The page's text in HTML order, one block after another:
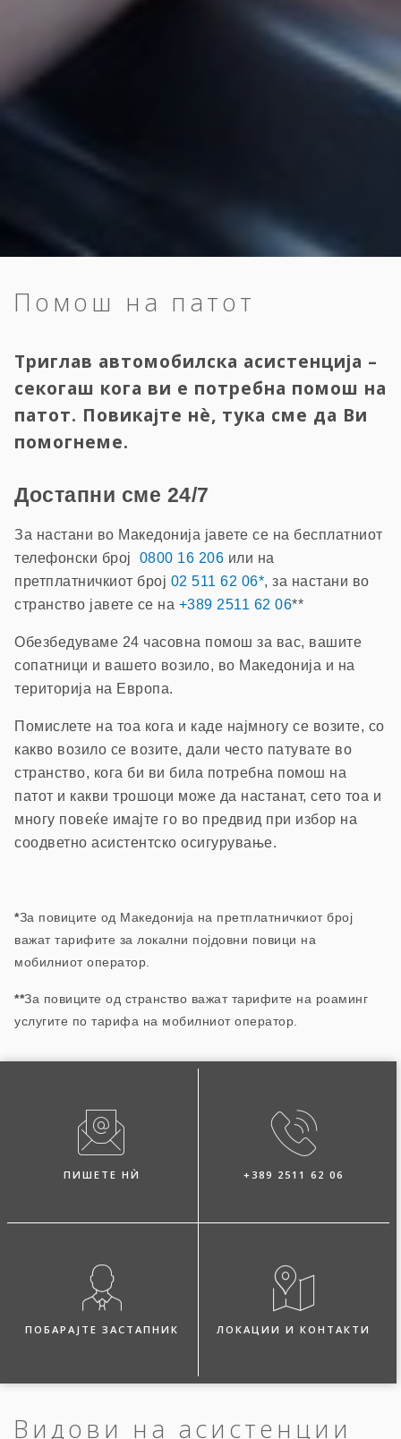
Помош на патот
Триглав автомобилска асистенција –
секогаш кога ви е потребна помош на
патот. Повикајте нè, тука сме да Ви
помогнеме.
Достапни сме 24/7
За настани во Македонија јавете се на бесплатниот
телефонски број 0800 16 206 или на
претплатничкиот број 02 511 62 06*, за настани во
странство јавете се на +389 2511 62 06**
Обезбедуваме 24 часовна помош за вас, вашите
сопатници и вашето возило, во Македонија и на
територија на Европа.
П омислете на тоа кога и каде најмногу се возите, со
какво возило се возите, дали често патувате во
странство, кога би ви била потребна помош на
патот и какви трошоци може да настанат, сето тоа и
многу повеќе имајте го во предвид при избор на
соодветно асистентско осигурување.
*За повиците од Македонија на претплатничкиот број
важат тарифите за локални појдовни повици на
мобилниот оператор.
**За повиците од странство важат тарифите на роаминг
услугите по тарифа на мобилниот оператор.
ПИШЕТЕ НЍ +389 2511 62 06
ПОБАРАЈТЕ ЗАСТАПНИК ЛОКАЦИИ И КОНТАКТИ
Видови на асистенции